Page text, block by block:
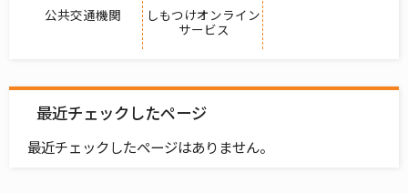
公共交通機関
しもつけオンライン
サービス
最近チェックしたページ
最近チェックしたページはありません。